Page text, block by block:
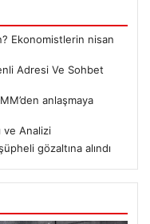
Ekonomistlerin nisan
Adresi Ve Sohbet
anlaşmaya
ve Analizi
gözaltına alındı